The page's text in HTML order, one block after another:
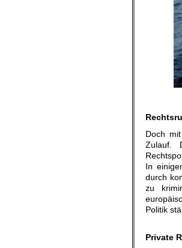
Doch
Zulauf.
In
durch
zu
Politik
Private